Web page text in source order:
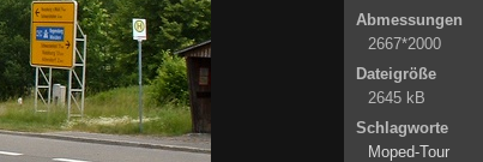
Abmessungen
2667*2000
Dateigröße
2645 kB
Schlagworte
Moped-Tour